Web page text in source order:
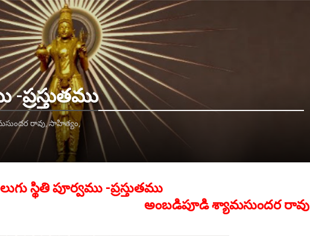
-ప్రస్తుతము
రావు,సాహిత్యం,
స్థితి పూర్వము -ప్రస్తుతము
అంబడిపూడి శ్యామసుందర రావు